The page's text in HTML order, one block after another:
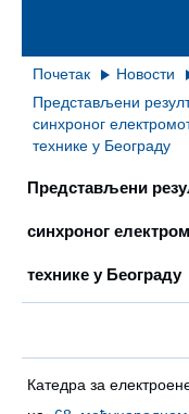
Почетак
Новости
Представљени
синхроног
технике у Београду
Представљени
синхроног
технике у Београду
Катедра за